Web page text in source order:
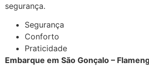
segurança.
Segurança
Conforto
Praticidade
Embarque em São Gonçalo –